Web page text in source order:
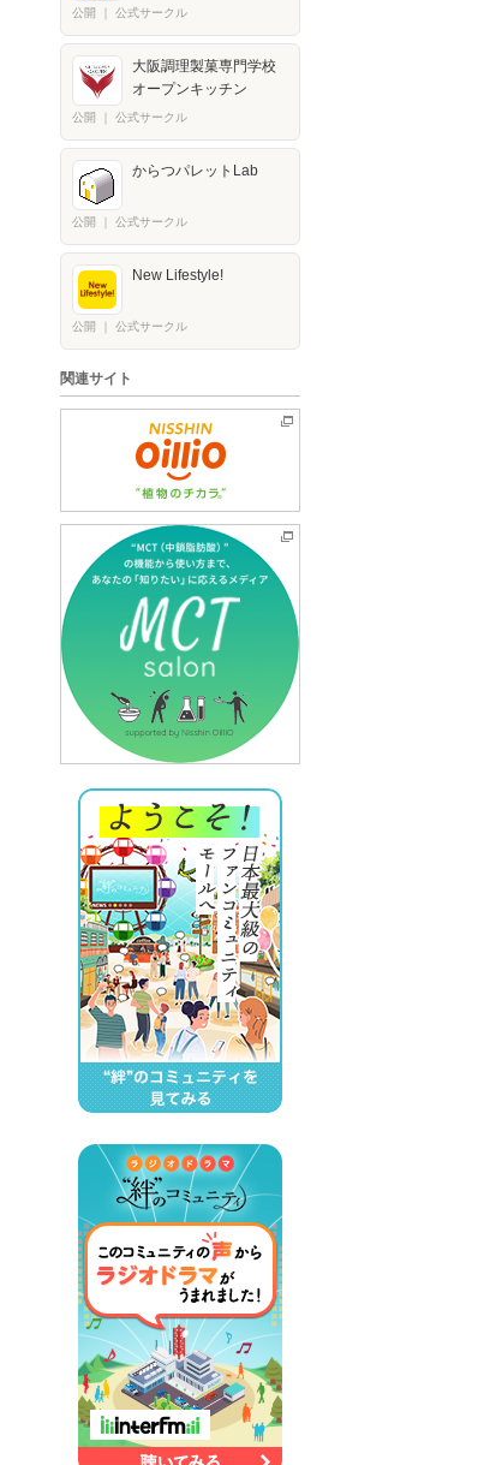
公開 公式サークル
大阪調理製菓専門学校
オープンキッチン
公開 公式サークル
からつパレットLab
公開 公式サークル
New Lifestyle!
公開 公式サークル
関連サイト